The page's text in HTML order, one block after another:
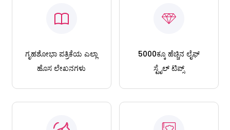
ಗೃಹಶೋಭಾ ಪತ್ರಿಕೆಯ ಎಲ್ಲಾ
ಹೊಸ ಲೇಖನಗಳು
5000ಕ್ಕೂ ಹೆಚ್ಚಿನ ಲೈಫ್
ಸ್ಟೈಲ್ ಟಿಪ್ಸ್